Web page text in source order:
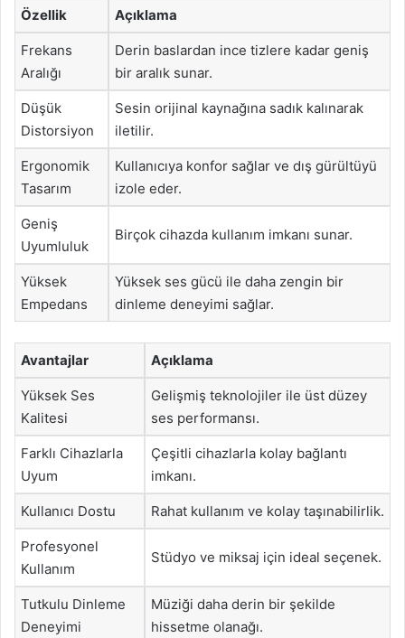
Özellik Açıklama
Frekans
Aralığı
Derin baslardan ince tizlere kadar geniş
bir aralık sunar.
Düşük
Distorsiyon
Sesin orijinal kaynağına sadık kalınarak
iletilir.
Ergonomik
Tasarım
Kullanıcıya konfor sağlar ve dış gürültüyü
izole eder.
Geniş
Uyumluluk
Birçok cihazda kullanım imkanı sunar.
Yüksek
Empedans
Yüksek ses gücü ile daha zengin bir
dinleme deneyimi sağlar.
Avantajlar Açıklama
Yüksek Ses
Kalitesi
Gelişmiş teknolojiler ile üst düzey
ses performansı.
Farklı Cihazlarla
Uyum
Çeşitli cihazlarla kolay bağlantı
imkanı.
Kullanıcı Dostu Rahat kullanım ve kolay taşınabilirlik.
Profesyonel
Kullanım
Stüdyo ve miksaj için ideal seçenek.
Tutkulu Dinleme
Deneyimi
Müziği daha derin bir şekilde
hissetme olanağı.